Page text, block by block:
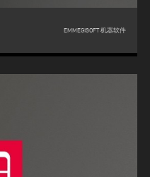
EMMEGISOFT 机器软件